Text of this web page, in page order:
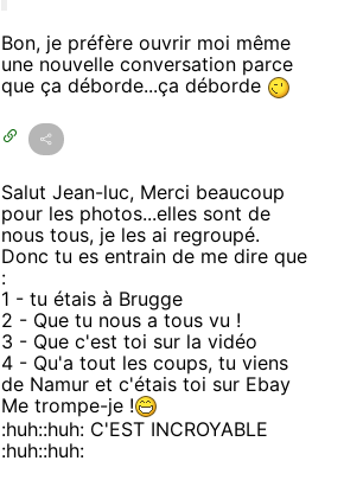
Bon, je préfère ouvrir moi même
une nouvelle conversation parce
que ça déborde...ça déborde
Salut Jean-luc, Merci beaucoup
pour les photos...elles sont de
nous tous, je les ai regroupé.
Donc tu es entrain de me dire que
:
1 - tu étais à Brugge
2 - Que tu nous a tous vu !
3 - Que c'est toi sur la vidéo
4 - Qu'a tout les coups, tu viens
de Namur et c'étais toi sur Ebay
Me trompe-je !
:huh::huh: C'EST INCROYABLE
:huh::huh: